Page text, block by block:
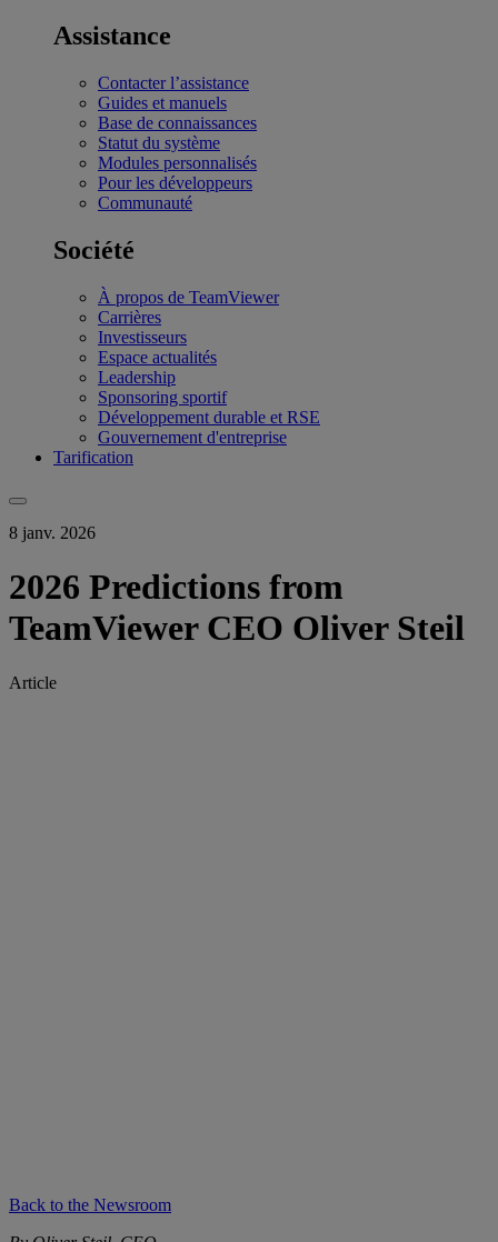
Assistance
Contacter l’assistance
Guides et manuels
Base de connaissances
Statut du système
Modules personnalisés
Pour les développeurs
Communauté
Société
À propos de TeamViewer
Carrières
Investisseurs
Espace actualités
Leadership
Sponsoring sportif
Développement durable et RSE
Gouvernement d'entreprise
Tarification
8 janv. 2026
2026 Predictions from
TeamViewer CEO Oliver Steil
Article
Back to the Newsroom